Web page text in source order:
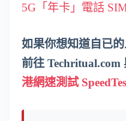
5G「年卡」電話
如果你想知道自已
前往 Techritual.com
港網速測試